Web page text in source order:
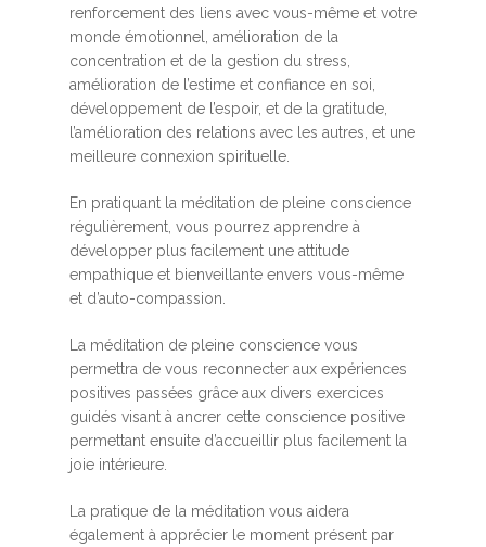
renforcement des liens avec vous-même et votre
monde émotionnel, amélioration de la
concentration et de la gestion du stress,
amélioration de l’estime et confiance en soi,
développement de l’espoir, et de la gratitude,
l’amélioration des relations avec les autres, et une
meilleure connexion spirituelle.
En pratiquant la méditation de pleine conscience
régulièrement, vous pourrez apprendre à
développer plus facilement une attitude
empathique et bienveillante envers vous-même
et d’auto-compassion.
La méditation de pleine conscience vous
permettra de vous reconnecter aux expériences
positives passées grâce aux divers exercices
guidés visant à ancrer cette conscience positive
permettant ensuite d’accueillir plus facilement la
joie intérieure.
La pratique de la méditation vous aidera
également à apprécier le moment présent par